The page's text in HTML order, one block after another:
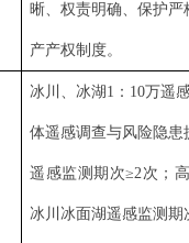
晰、权责明确、保护
产产权制度。
冰川、冰湖 1 ： 10万遥
体遥感调查与风险隐患
遥感监测期次≥2次 ；
冰川冰面湖遥感监测期